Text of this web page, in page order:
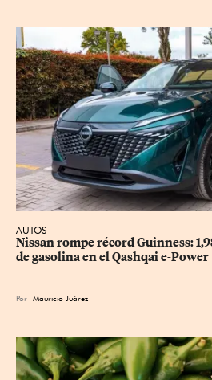
AUTOS
Nissan rompe récord Guinness:
de gasolina en el Qashqai e-Power
Por Mauricio Juárez